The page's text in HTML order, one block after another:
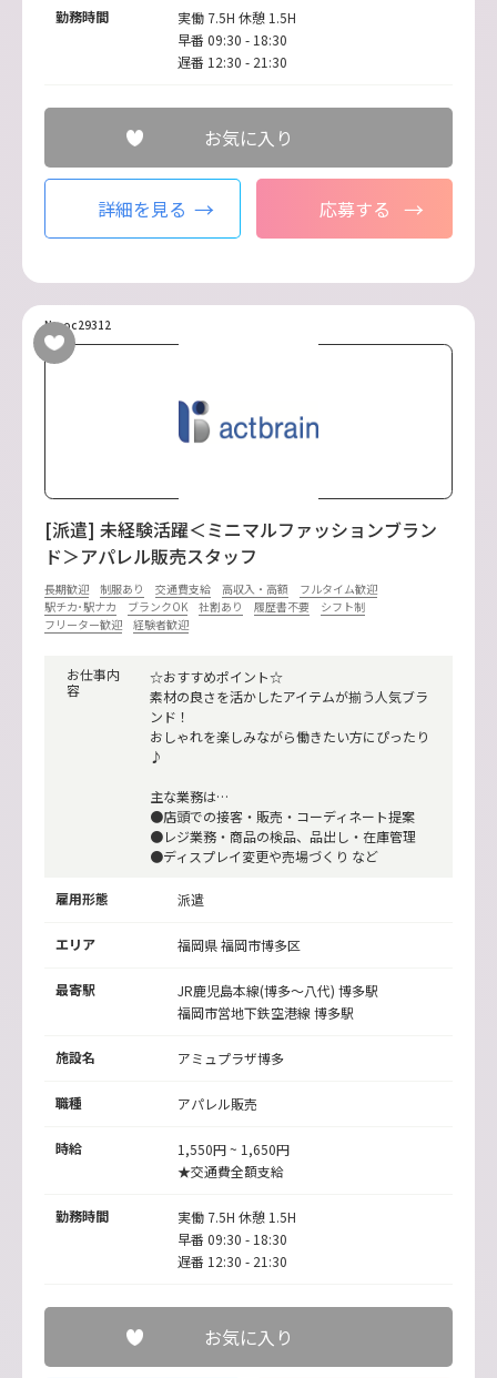
勤務時間
実働 7.5H 休憩 1.5H
早番 09:30 - 18:30
遅番 12:30 - 21:30
お気に入り
詳細を見る 応募する
No.oc29312
[派遣] 未経験活躍＜ミニマルファッションブラン
ド＞アパレル販売スタッフ
長期歓迎 制服あり 交通費支給 高収入・高額
フルタイム歓迎
駅チカ･駅ナカ
ブランクOK 社割あり 履歴書不要
シフト制
フリーター歓迎
経験者歓迎
お仕事内
容
☆おすすめポイント☆
素材の良さを活かしたアイテムが揃う人気ブラ
ンド！
おしゃれを楽しみながら働きたい方にぴったり
♪
主な業務は…
●店頭での接客・販売・コーディネート提案
●レジ業務・商品の検品、品出し・在庫管理
●ディスプレイ変更や売場づくり など
雇用形態 派遣
エリア 福岡県 福岡市博多区
最寄駅 JR鹿児島本線(博多～八代)博多駅
福岡市営地下鉄空港線博多駅
施設名 アミュプラザ博多
職種 アパレル販売
時給
1,550円 ~ 1,650円
★交通費全額支給
勤務時間
実働 7.5H 休憩 1.5H
早番 09:30 - 18:30
遅番 12:30 - 21:30
お気に入り